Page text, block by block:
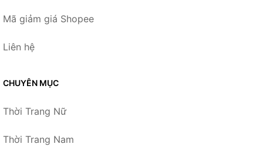
Mã giảm giá Shopee
Liên hệ
CHUYÊN MỤC
Thời Trang Nữ
Thời Trang Nam